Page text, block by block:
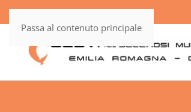
Passa al contenuto principale